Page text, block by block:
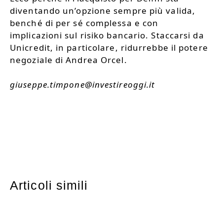
diventando un’opzione sempre più valida,
benché di per sé complessa e con
implicazioni sul risiko bancario. Staccarsi da
Unicredit, in particolare, ridurrebbe il potere
negoziale di Andrea Orcel.
giuseppe.timpone@investireoggi.it
Articoli simili